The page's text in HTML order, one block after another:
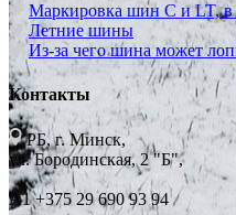
Маркировка шин C и LT, в
Летние шины
Из-за чего шина может
Контакты
РБ, г. Минск,
ул. Бородинская, 2 "Б",
А1 +375 29 690 93 94